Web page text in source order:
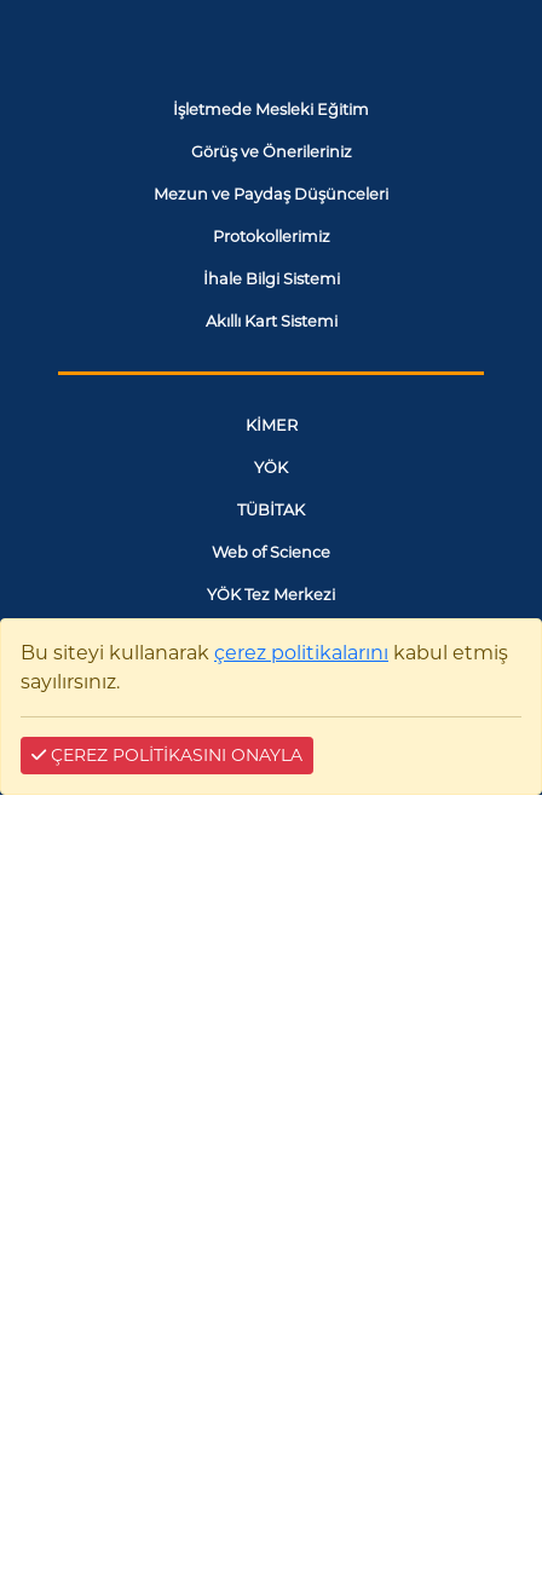
İşletmede Mesleki Eğitim
Görüş ve Önerileriniz
Mezun ve Paydaş Düşünceleri
Protokollerimiz
İhale Bilgi Sistemi
Akıllı Kart Sistemi
KİMER
YÖK
TÜBİTAK
Web of Science
YÖK Tez Merkezi
SANTRAL
0228 214 11 11
Bu siteyi kullanarak çerez politikalarını kabul etmiş
sayılırsınız.
ÇEREZ POLİTİKASINI ONAYLA